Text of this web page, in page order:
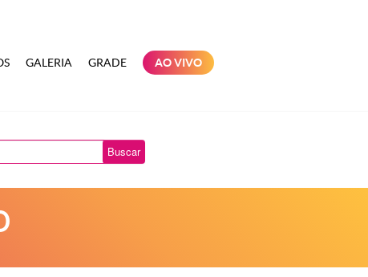
GALERIA GRADE AO VIVO
Buscar